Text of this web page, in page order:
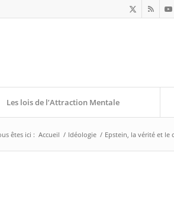
Les lois de l’Attraction Mentale
êtes ici : Accueil / Idéologie / Epstein, la vérité et le